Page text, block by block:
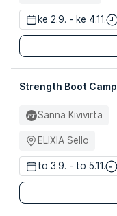
ke 2.9. - ke 4.11.
Strength Boot Camp
Sanna Kivivirta
ELIXIA Sello
to 3.9. - to 5.11.